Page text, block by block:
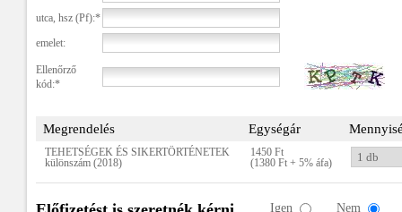
utca, hsz (Pf):*
emelet:
Ellenőrző
kód:*
Megrendelés Egységár
TEHETSÉGEK ÉS SIKERTÖRTÉNETEK
különszám (2018)
1450 Ft
(1380 Ft + 5% áfa)
Igen Nem